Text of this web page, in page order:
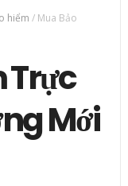
hiểm / Mua Bảo
Trực
Mới